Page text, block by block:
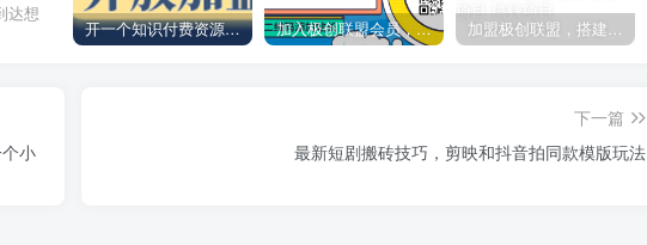
达想
开一个知识付费资源网站，小白也能日入1000+ 加入极创联盟会员，全站资源免费学习。 加盟极创联盟，搭建同款项目资源站，实现日入2000+
小
下一篇
最新短剧搬砖技巧，剪映和抖音拍同款模版玩法